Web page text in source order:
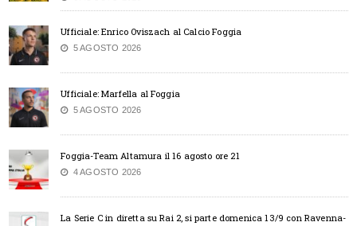
Ufficiale: Enrico Oviszach al Calcio Foggia
5 AGOSTO 2026
Ufficiale: Marfella al Foggia
5 AGOSTO 2026
Foggia-Team Altamura il 16 agosto ore 21
4 AGOSTO 2026
La Serie C in diretta su Rai 2, si parte domenica 13/9 con Ravenna-